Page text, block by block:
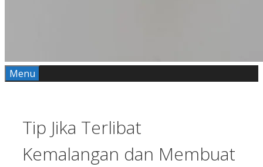
Menu
Tip Jika Terlibat
Kemalangan dan Membuat